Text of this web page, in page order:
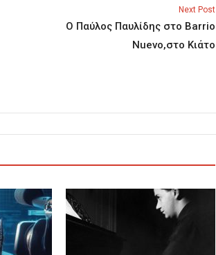
Next Post
Ο Παύλος Παυλίδης στο Barrio
Nuevo,στο Κιάτο